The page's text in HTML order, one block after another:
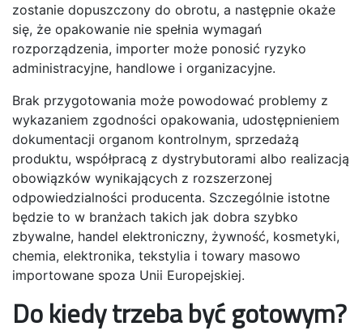
zostanie dopuszczony do obrotu, a następnie okaże
się, że opakowanie nie spełnia wymagań
rozporządzenia, importer może ponosić ryzyko
administracyjne, handlowe i organizacyjne.
Brak przygotowania może powodować problemy z
wykazaniem zgodności opakowania, udostępnieniem
dokumentacji organom kontrolnym, sprzedażą
produktu, współpracą z dystrybutorami albo realizacją
obowiązków wynikających z rozszerzonej
odpowiedzialności producenta. Szczególnie istotne
będzie to w branżach takich jak dobra szybko
zbywalne, handel elektroniczny, żywność, kosmetyki,
chemia, elektronika, tekstylia i towary masowo
importowane spoza Unii Europejskiej.
Do kiedy trzeba być gotowym?